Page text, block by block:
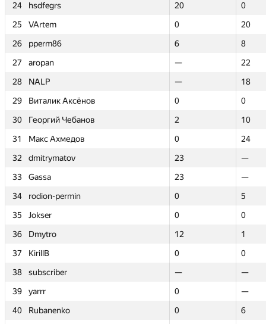
24
hsdfegrs 20
0
25
VArtem 0
20
26
pperm86 6
8
27
aropan —
22
28
NALP —
18
29
Виталик Аксёнов 0
0
30
Георгий Чебанов 2
10
31
Макс Ахмедов 0
24
32
dmitrymatov 23
—
33
Gassa 23
—
34
rodion-permin 0
5
35
Jokser 0
0
36
Dmytro 12
1
37
KirillB 0
0
38
subscriber —
—
39
yarrr 0
—
40
Rubanenko 0
6
24
hsdfegrs 20
0
25
VArtem 0
20
26
pperm86 6
8
27
aropan —
22
28
NALP —
18
29
Виталик Аксёнов 0
0
30
Георгий Чебанов 2
10
31
Макс Ахмедов 0
24
32
dmitrymatov 23
—
33
Gassa 23
—
34
rodion-permin 0
5
35
Jokser 0
0
36
Dmytro 12
1
37
KirillB 0
0
38
subscriber —
—
39
yarrr 0
—
40
Rubanenko 0
6